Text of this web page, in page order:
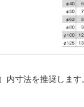
内寸法を推奨します